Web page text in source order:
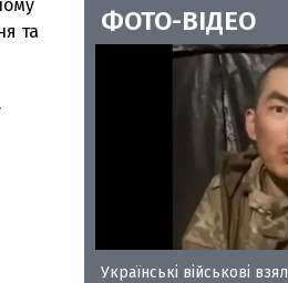
та
ФОТО-ВІДЕО
Українські військові